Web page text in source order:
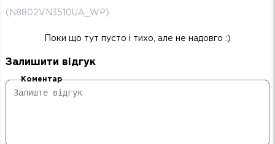
(N8802VN3510UA_WP)
Поки що тут пусто і тихо, але не надовго :)
Залишити відгук
Коментар